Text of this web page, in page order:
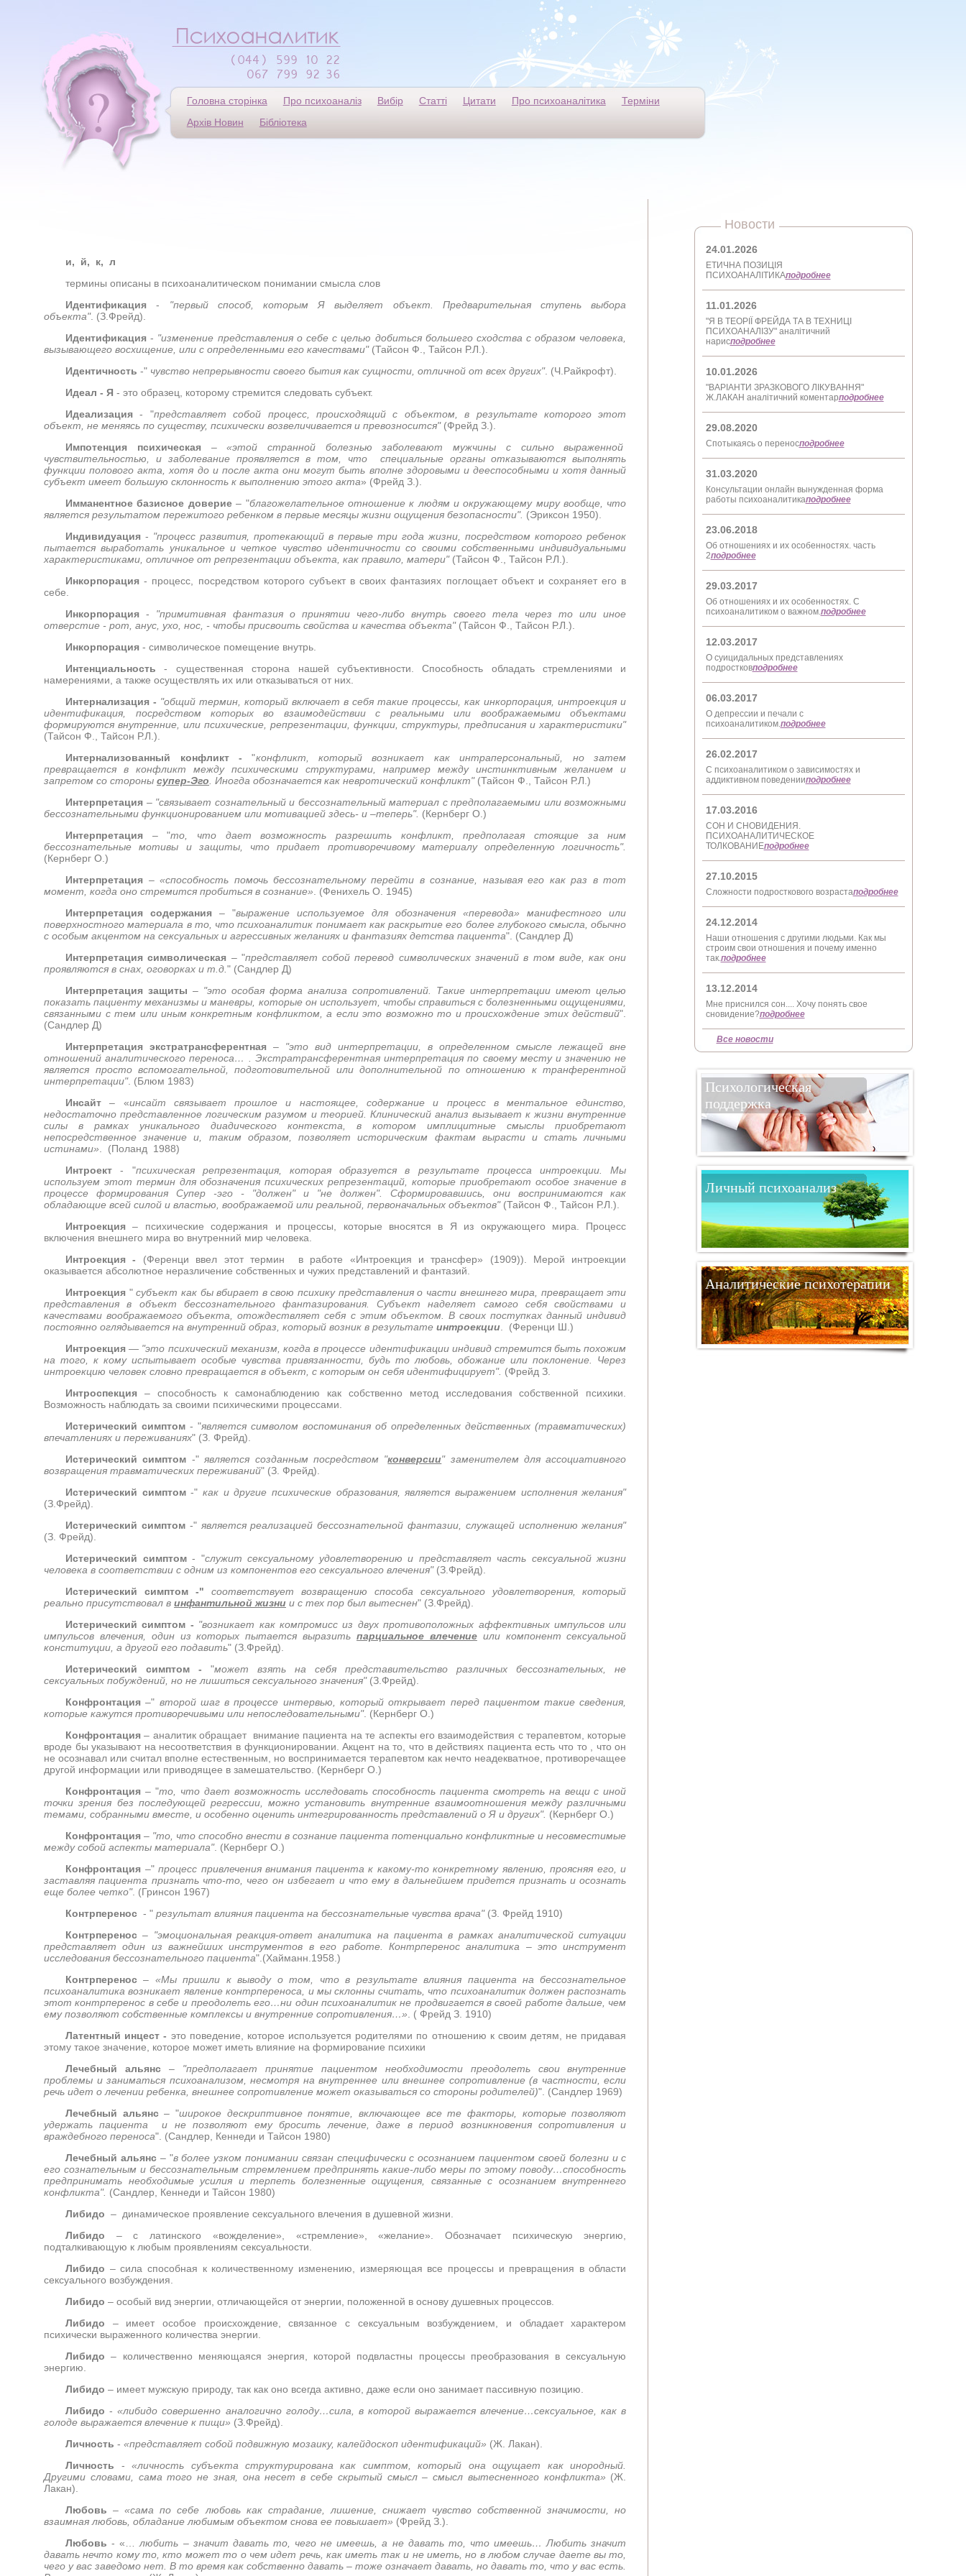
Головна сторінка Про психоаналіз Вибір Статті Цитати Про психоаналітика
Терміни
Архів Новин
Бібліотека
и, й, к, л
термины описаны в психоаналитическом понимании смысла слов
Идентификация- "первый способ, которым Я выделяет объект. Предварительная ступень выбора
объекта". (З.Фрейд).
Идентификация - "изменение представления о себе с целью добиться большего сходства с образом человека,
вызывающего восхищение, или с определенными его качествами"(Тайсон Ф., Тайсон Р.Л.).
Идентичность -" чувство непрерывности своего бытия как сущности, отличной от всех других". (Ч.Райкрофт).
Идеал - Я - это образец, которому стремится следовать субъект.
Идеализация - "представляет собой процесс, происходящий с объектом, в результате которого этот
объект, не меняясь по существу, психически возвеличивается и превозносится"(Фрейд З.).
Импотенция психическая–«этой странной болезнью заболевают мужчины с сильно выраженной
чувствительностью, и заболевание проявляется в том, что специальные органы отказываются выполнять
функции полового акта, хотя до и после акта они могут быть вполне здоровыми и дееспособными и хотя данный
субъект имеет большую склонность к выполнению этого акта» (Фрейд З.).
Имманентное базисное доверие– "благожелательное отношение к людям и окружающему миру вообще, что
является результатом пережитого ребенком в первые месяцы жизни ощущения безопасности". (Эриксон 1950).
Индивидуация - "процесс развития, протекающий в первые три года жизни, посредством которого ребенок
пытается выработать уникальное и четкое чувство идентичности со своими собственными индивидуальными
характеристиками, отличное от репрезентации объекта, как правило, матери" (Тайсон Ф., Тайсон Р.Л.).
Инкорпорация- процесс, посредством которого субъект в своих фантазиях поглощает объект и сохраняет его в
себе.
Инкорпорация - "примитивная фантазия о принятии чего-либо внутрь своего тела через то или иное
отверстие - рот, анус, ухо, нос, - чтобы присвоить свойства и качества объекта"(Тайсон Ф., Тайсон Р.Л.).
Инкорпорация - символическое помещение внутрь.
Интенциальность - существенная сторона нашей субъективности. Способность обладать стремлениями и
намерениями, а также осуществлять их или отказываться от них.
Интернализация - "общий термин, который включает в себя такие процессы, как инкорпорация, интроекция и
идентификация, посредством которых во взаимодействии с реальными или воображаемыми объектами
формируются внутренние, или психические, репрезентации, функции, структуры, предписания и характеристики"
(Тайсон Ф., Тайсон Р.Л.).
Интернализованный конфликт - "конфликт, который возникает как интраперсональный, но затем
превращается в конфликт между психическими структурами, например между инстинктивным желанием и
запретом со сторонысупер-Эго . Иногда обозначается как невротический конфликт"(Тайсон Ф., Тайсон Р.Л.)
Интерпретация – "связывает сознательный и бессознательный материал с предполагаемыми или возможными
бессознательными функционированием или мотивацией здесь- и –теперь". (Кернберг О.)
Интерпретация – "то, что дает возможность разрешить конфликт, предполагая стоящие за ним
бессознательные мотивы и защиты, что придает противоречивому материалу определенную логичность".
(Кернберг О.)
Интерпретация –«способность помочь бессознательному перейти в сознание, называя его как раз в тот
момент, когда оно стремится пробиться в сознание» . (Фенихель О. 1945)
Интерпретация содержания – "выражение используемое для обозначения «перевода» манифестного или
поверхностного материала в то, что психоаналитик понимает как раскрытие его более глубокого смысла, обычно
с особым акцентом на сексуальных и агрессивных желаниях и фантазиях детства пациента". (Сандлер Д)
Интерпретация символическая – "представляет собой перевод символических значений в том виде, как они
проявляются в снах, оговорках и т.д." (Сандлер Д)
Интерпретация защиты – "это особая форма анализа сопротивлений. Такие интерпретации имеют целью
показать пациенту механизмы и маневры, которые он использует, чтобы справиться с болезненными ощущениями,
связанными с тем или иным конкретным конфликтом, а если это возможно то и происхождение этих действий".
(Сандлер Д)
Интерпретация экстратрансферентная – "это вид интерпретации, в определенном смысле лежащей вне
отношений аналитического переноса… . Экстратрансферентная интерпретация по своему месту и значению не
является просто вспомогательной, подготовительной или дополнительной по отношению к транферентной
интерпретации". (Блюм 1983)
Инсайт – «инсайт связывает прошлое и настоящее, содержание и процесс в ментальное единство,
недостаточно представленное логическим разумом и теорией. Клинический анализ вызывает к жизни внутренние
силы в рамках уникального диадического контекста, в котором имплицитные смыслы приобретают
непосредственное значение и, таким образом, позволяет историческим фактам вырасти и стать личными
истинами» . (Поланд 1988)
Интроект - "психическая репрезентация, которая образуется в результате процесса интроекции. Мы
используем этот термин для обозначения психических репрезентаций, которые приобретают особое значение в
процессе формирования Супер -эго - "должен" и "не должен". Сформировавшись, они воспринимаются как
обладающие всей силой и властью, воображаемой или реальной, первоначальных объектов" (Тайсон Ф., Тайсон Р.Л.).
Интроекция – психические содержания и процессы, которые вносятся в Я из окружающего мира. Процесс
включения внешнего мира во внутренний мир человека.
Интроекция - (Ференци ввел этот термин в работе «Интроекция и трансфер» (1909)). Мерой интроекции
оказывается абсолютное неразличение собственных и чужих представлений и фантазий.
Интроекция "субъект как бы вбирает в свою психику представления о части внешнего мира, превращает эти
представления в объект бессознательного фантазирования. Субъект наделяет самого себя свойствами и
качествами воображаемого объекта, отождествляет себя с этим объектом. В своих поступках данный индивид
постоянно оглядывается на внутренний образ, который возник в результатеинтроекции . (Ференци Ш.)
Интроекция— "это психический механизм, когда в процессе идентификации индивид стремится быть похожим
на того, к кому испытывает особые чувства привязанности, будь то любовь, обожание или поклонение. Через
интроекцию человек словно превращается в объект, с которым он себя идентифицирует". (Фрейд З.
Интроспекция – способность к самонаблюдению как собственно метод исследования собственной психики.
Возможность наблюдать за своими психическими процессами.
Истерический симптом- "является символом воспоминания об определенных действенных (травматических)
впечатлениях и переживаниях" (З. Фрейд).
Истерический симптом -" является созданным посредством "конверсии" заменителем для ассоциативного
возвращения травматических переживаний" (З. Фрейд).
Истерический симптом-"как и другие психические образования, является выражением исполнения желания"
(З.Фрейд).
Истерический симптом-" является реализацией бессознательной фантазии, служащей исполнению желания"
(З. Фрейд).
Истерический симптом- "служит сексуальному удовлетворению и представляет часть сексуальной жизни
человека в соответствии с одним из компонентов его сексуального влечения" (З.Фрейд).
Истерический симптом -"
соответствует возвращению способа сексуального удовлетворения, который
реально присутствовал винфантильной жизни и с тех пор был вытеснен" (З.Фрейд).
Истерический симптом - "возникает как компромисс из двух противоположных аффективных импульсов или
импульсов влечения, один из которых пытается выразитьпарциальное влечениеили компонент сексуальной
конституции, а другой его подавить" (З.Фрейд).
Истерический симптом - "может взять на себя представительство различных бессознательных, не
сексуальных побуждений, но не лишиться сексуального значения"(З.Фрейд).
Конфронтация –" второй шаг в процессе интервью, который открывает перед пациентом такие сведения,
которые кажутся противоречивыми или непоследовательными". (Кернберг О.)
Конфронтация – аналитик обращает внимание пациента на те аспекты его взаимодействия с терапевтом, которые
вроде бы указывают на несоответствия в функционировании. Акцент на то, что в действиях пациента есть что то , что он
не осознавал или считал вполне естественным, но воспринимается терапевтом как нечто неадекватное, противоречащее
другой информации или приводящее в замешательство. (Кернберг О.)
Конфронтация – "то, что дает возможность исследовать способность пациента смотреть на вещи с иной
точки зрения без последующей регрессии, можно установить внутренние взаимоотношения между различными
темами, собранными вместе, и особенно оценить интегрированность представлений о Я и других". (Кернберг О.)
Конфронтация – "то, что способно внести в сознание пациента потенциально конфликтные и несовместимые
между собой аспекты материала". (Кернберг О.)
Конфронтация –"процесс привлечения внимания пациента к какому-то конкретному явлению, проясняя его, и
заставляя пациента признать что-то, чего он избегает и что ему в дальнейшем придется признать и осознать
еще более четко". (Гринсон 1967)
Контрперенос - "результат влияния пациента на бессознательные чувства врача" (З. Фрейд 1910)
Контрперенос – "эмоциональная реакция-ответ аналитика на пациента в рамках аналитической ситуации
представляет один из важнейших инструментов в его работе. Контрперенос аналитика – это инструмент
исследования бессознательного пациента".(Хайманн.1958.)
Контрперенос– «Мы пришли к выводу о том, что в результате влияния пациента на бессознательное
психоаналитика возникает явление контрпереноса, и мы склонны считать, что психоаналитик должен распознать
этот контрперенос в себе и преодолеть его…ни один психоаналитик не продвигается в своей работе дальше, чем
ему позволяют собственные комплексы и внутренние сопротивления…» . ( Фрейд З. 1910)
Латентный инцест - это поведение, которое используется родителями по отношению к своим детям, не придавая
этому такое значение, которое может иметь влияние на формирование психики
Лечебный альянс– "предполагает принятие пациентом необходимости преодолеть свои внутренние
проблемы и заниматься психоанализом, несмотря на внутреннее или внешнее сопротивление (в частности, если
речь идет о лечении ребенка, внешнее сопротивление может оказываться со стороны родителей)". (Сандлер 1969)
Лечебный альянс– "широкое дескриптивное понятие, включающее все те факторы, которые позволяют
удержать пациента и не позволяют ему бросить лечение, даже в период возникновения сопротивления и
враждебного переноса". (Сандлер, Кеннеди и Тайсон 1980)
Лечебный альянс– "в более узком понимании связан специфически с осознанием пациентом своей болезни и с
его сознательным и бессознательным стремлением предпринять какие-либо меры по этому поводу…способность
предпринимать необходимые усилия и терпеть болезненные ощущения, связанные с осознанием внутреннего
конфликта". (Сандлер, Кеннеди и Тайсон 1980)
Либидо – динамическое проявление сексуального влечения в душевной жизни.
Либидо – с латинского «вожделение», «стремление», «желание». Обозначает психическую энергию,
подталкивающую к любым проявлениям сексуальности.
Либидо – сила способная к количественному изменению, измеряющая все процессы и превращения в области
сексуального возбуждения.
Либидо – особый вид энергии, отличающейся от энергии, положенной в основу душевных процессов.
Либидо
– имеет особое происхождение, связанное с сексуальным возбуждением, и обладает характером
психически выраженного количества энергии.
Либидо – количественно меняющаяся энергия, которой подвластны процессы преобразования в сексуальную
энергию.
Либидо – имеет мужскую природу, так как оно всегда активно, даже если оно занимает пассивную позицию.
Либидо -«либидо совершенно аналогично голоду…сила, в которой выражается влечение…сексуальное, как в
голоде выражается влечение к пищи» (З.Фрейд)
Личность - «представляет собой подвижную мозаику, калейдоскоп идентификаций» (Ж. Лакан).
Личность -«личность субъекта структурирована как симптом, который она ощущает как инородный.
Другими словами, сама того не зная, она несет в себе скрытый смысл – смысл вытесненного конфликта» (Ж.
Лакан).
Любовь –«сама по себе любовь как страдание, лишение, снижает чувство собственной значимости, но
взаимная любовь, обладание любимым объектом снова ее повышает» (Фрейд З.).
Любовь - «…любить – значит давать то, чего не имеешь, а не давать то, что имеешь… Любить значит
давать нечто кому то, кто может то о чем идет речь, как иметь так и не иметь, но в любом случае даете вы то,
чего у вас заведомо нет. В то время как собственно давать – тоже означает давать, но давать то, что у вас есть.
Новости
24.01.2026
ЕТИЧНА ПОЗИЦІЯ
ПСИХОАНАЛІТИКАподробнее
11.01.2026
"Я В ТЕОРІЇ ФРЕЙДА ТА В ТЕХНИЦІ
ПСИХОАНАЛІЗУ" аналітичний
нарисподробнее
10.01.2026
"ВАРІАНТИ ЗРАЗКОВОГО ЛІКУВАННЯ"
Ж.ЛАКАН аналітичний коментарподробнее
29.08.2020
Спотыкаясь о переносподробнее
31.03.2020
Консультации онлайн вынужденная форма
работы психоаналитикаподробнее
23.06.2018
Об отношениях и их особенностях. часть
2подробнее
29.03.2017
Об отношениях и их особенностях. С
психоаналитиком о важном.подробнее
12.03.2017
О суицидальных представлениях
подростковподробнее
06.03.2017
О депрессии и печали с
психоаналитиком.подробнее
26.02.2017
С психоаналитиком о зависимостях и
аддиктивном поведенииподробнее
17.03.2016
СОН И СНОВИДЕНИЯ.
ПСИХОАНАЛИТИЧЕСКОЕ
ТОЛКОВАНИЕподробнее
27.10.2015
Сложности подросткового возрастаподробнее
24.12.2014
Наши отношения с другими людьми. Как мы
строим свои отношения и почему именно
так.подробнее
13.12.2014
Мне приснился сон.... Хочу понять свое
сновидение?подробнее
Все новости
Психологическая
поддержка
Личный психоанализ
Аналитические психотерапии